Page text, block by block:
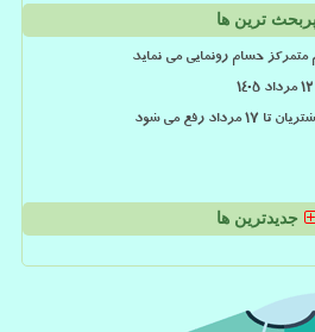
ترین ها
حسام رونمایی می نماید
رفع می شود
جدیدترین ها